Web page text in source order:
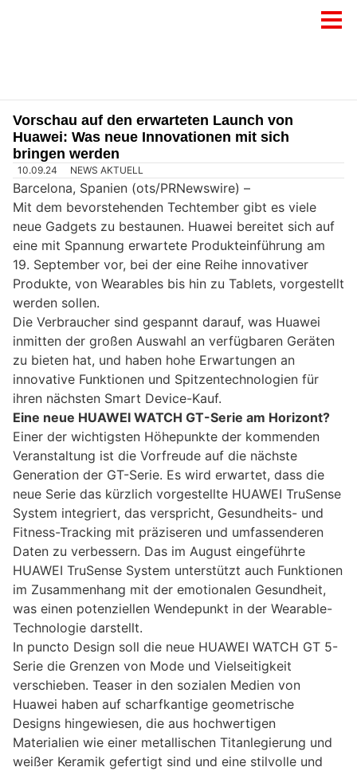
Vorschau auf den erwarteten Launch von
Huawei: Was neue Innovationen mit sich
bringen werden
10.09.24 NEWS AKTUELL
Barcelona, Spanien (ots/PRNewswire) –
Mit dem bevorstehenden Techtember gibt es viele
neue Gadgets zu bestaunen. Huawei bereitet sich auf
eine mit Spannung erwartete Produkteinführung am
19. September vor, bei der eine Reihe innovativer
Produkte, von Wearables bis hin zu Tablets, vorgestellt
werden sollen.
Die Verbraucher sind gespannt darauf, was Huawei
inmitten der großen Auswahl an verfügbaren Geräten
zu bieten hat, und haben hohe Erwartungen an
innovative Funktionen und Spitzentechnologien für
ihren nächsten Smart Device-Kauf.
Eine neue HUAWEI WATCH GT-Serie am Horizont?
Einer der wichtigsten Höhepunkte der kommenden
Veranstaltung ist die Vorfreude auf die nächste
Generation der GT-Serie. Es wird erwartet, dass die
neue Serie das kürzlich vorgestellte HUAWEI TruSense
System integriert, das verspricht, Gesundheits- und
Fitness-Tracking mit präziseren und umfassenderen
Daten zu verbessern. Das im August eingeführte
HUAWEI TruSense System unterstützt auch Funktionen
im Zusammenhang mit der emotionalen Gesundheit,
was einen potenziellen Wendepunkt in der Wearable-
Technologie darstellt.
In puncto Design soll die neue HUAWEI WATCH GT 5-
Serie die Grenzen von Mode und Vielseitigkeit
verschieben. Teaser in den sozialen Medien von
Huawei haben auf scharfkantige geometrische
Designs hingewiesen, die aus hochwertigen
Materialien wie einer metallischen Titanlegierung und
weißer Keramik gefertigt sind und eine stilvolle und